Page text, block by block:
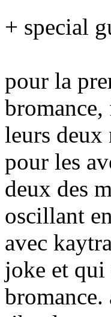
+ special
pour la
leurs deux
pour les
deux des
oscillant
avec
joke et qui
bromance.